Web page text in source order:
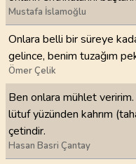
Mustafa İslamoğlu
Onlara belli bir süreye
gelince, benim tuzağım
Ömer Çelik
Ben onlara mühlet veririm.
lütuf yüzünden kahrım
çetindir.
Hasan Basri Çantay